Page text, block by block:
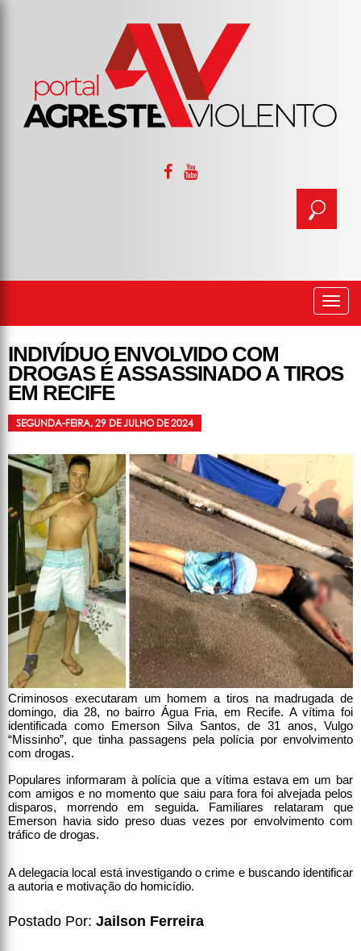
INDIVÍDUO ENVOLVIDO COM
DROGAS É ASSASSINADO A TIROS
EM RECIFE
SEGUNDA-FEIRA, 29 DE JULHO DE 2024
Criminosos executaram um homem a tiros na madrugada de
domingo, dia 28, no bairro Água Fria, em Recife. A vítima foi
identificada como Emerson Silva Santos, de 31 anos, Vulgo
“Missinho”, que tinha passagens pela polícia por envolvimento
com drogas.
Populares informaram à polícia que a vítima estava em um bar
com amigos e no momento que saiu para fora foi alvejada pelos
disparos, morrendo em seguida. Familiares relataram que
Emerson havia sido preso duas vezes por envolvimento com
tráfico de drogas.
A delegacia local está investigando o crime e buscando identificar
a autoria e motivação do homicídio.
Postado Por: Jailson Ferreira